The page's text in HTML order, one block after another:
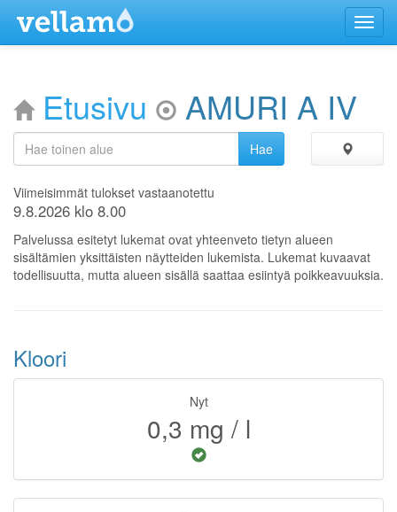
Menu
Etusivu AMURI A IV
Viimeisimmät tulokset vastaanotettu
9.8.2026 klo 8.00
Palvelussa esitetyt lukemat ovat yhteenveto tietyn alueen
sisältämien yksittäisten näytteiden lukemista. Lukemat kuvaavat
todellisuutta, mutta alueen sisällä saattaa esiintyä poikkeavuuksia.
Kloori
Nyt
0,3 mg / l